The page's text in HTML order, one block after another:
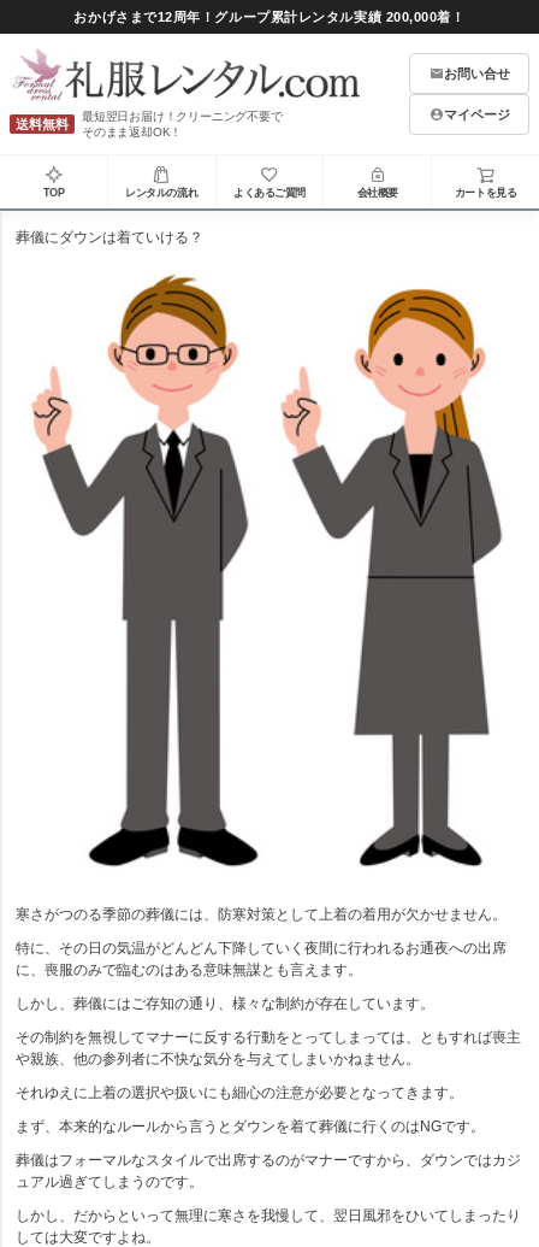
おかげさまで12周年！グループ累計レンタル実績 200,000着！
送料無料
最短翌日お届け！クリーニング不要で
そのまま返却OK！
お問い合せ
マイページ
TOP レンタルの流れ よくあるご質問 会社概要 カートを見る
葬儀にダウンは着ていける？
寒さがつのる季節の葬儀には、防寒対策として上着の着用が欠かせません。
特に、その日の気温がどんどん下降していく夜間に行われるお通夜への出席
に、喪服のみで臨むのはある意味無謀とも言えます。
しかし、葬儀にはご存知の通り、様々な制約が存在しています。
その制約を無視してマナーに反する行動をとってしまっては、ともすれば喪主
や親族、他の参列者に不快な気分を与えてしまいかねません。
それゆえに上着の選択や扱いにも細心の注意が必要となってきます。
まず、本来的なルールから言うとダウンを着て葬儀に行くのはNGです。
葬儀はフォーマルなスタイルで出席するのがマナーですから、ダウンではカジ
ュアル過ぎてしまうのです。
しかし、だからといって無理に寒さを我慢して、翌日風邪をひいてしまったり
しては大変ですよね。